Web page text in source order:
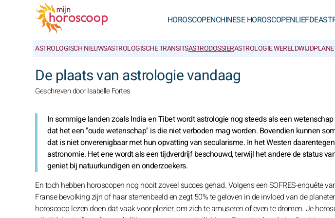
HOROSCOPENCHINESE HOROSCOPENLIEFDE
ASTROLOGISCH NIEUWSASTROLOGISCHE TRANSITSASTRODOSSIERASTROLOGIE WERELDWIJD
De plaats van astrologie vandaag
Geschreven door Isabelle Fortes
In sommige landen zoals India en Tibet wordt astrologie nog steeds als een
dat het een "oude wetenschap" is die niet verboden mag worden. Bovendien kunnen
dat is niet onverenigbaar met hun opvatting van secularisme. In het Westen
astronomie. Het ene wordt als een tijdverdrijf beschouwd, terwijl het andere de status
geniet bij natuurkundigen en onderzoekers.
En toch hebben horoscopen nog nooit zoveel succes gehad. Volgens een SOFRES-enquête
Franse bevolking zijn of haar sterrenbeeld en zegt 50% te geloven in de invloed van de
horoscoop lezen doen dat vaak voor plezier, om zich te amuseren of even te dromen. Je